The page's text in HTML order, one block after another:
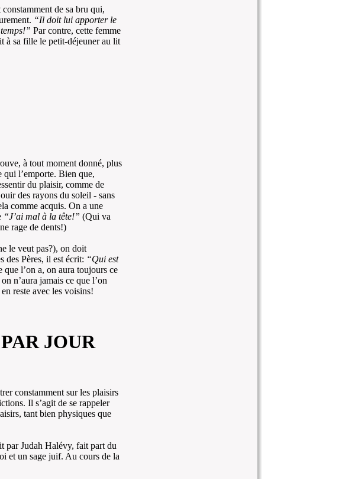
de sa bru qui,
“Il doit lui apporter le
Par contre, cette femme
à sa fille le petit-déjeuner au lit
à tout moment donné, plus
qui l’emporte. Bien que,
du plaisir, comme de
des rayons du soleil - sans
comme acquis. On a une
“J’ai mal à la tête!” (Qui va
rage de dents!)
le veut pas?), on doit
des Pères, il est écrit: “Qui est
que l’on a, on aura toujours ce
n’aura jamais ce que l’on
reste avec les voisins!
JOUR
constamment sur les plaisirs
Il s’agit de se rappeler
tant bien physiques que
par Judah Halévy, fait part du
et un sage juif. Au cours de la